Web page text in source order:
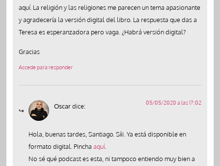
aquí. La religión y las religiones me parecen un tema apasionante
y agradecería la versión digital del libro. La respuesta que das a
Teresa es esperanzadora pero vaga. ¿Habrá versión digital?
Gracias
Accede para responder
Oscardice: 05/05/2020 a las 17:02
Hola, buenas tardes, Santiago. Síii. Ya está disponible en
formato digital. Pincha aquí.
No sé qué podcast es esta, ni tampoco entiendo muy bien a